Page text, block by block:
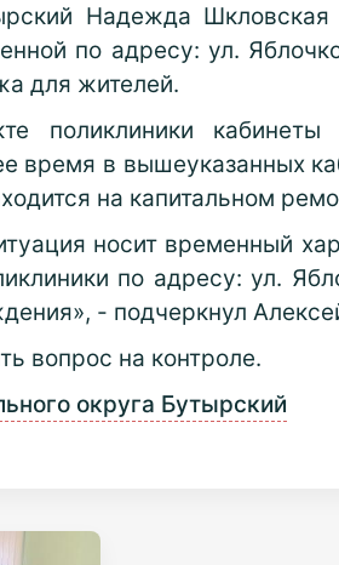
Надежда
по адресу: ул.
для жителей.
поликлиники
время в вышеуказанных
на капитальном
носит временный
по адресу: ул.
- подчеркнул
вопрос на контроле.
округа Бутырский